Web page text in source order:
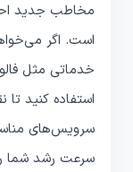
مخاطب جدید
است. اگر
خدماتی مثل
استفاده کنید
سرویس‌های
سرعت رشد شما